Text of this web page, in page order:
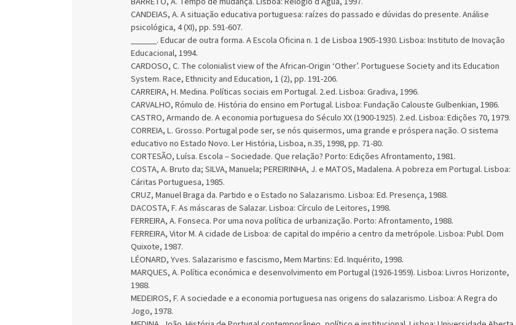
CANDEIAS, A. A situação educativa portuguesa: raízes do passado e dúvidas do presente. Análise
psicológica, 4 (XI), pp. 591-607.
______. Educar de outra forma. A Escola Oficina n. 1 de Lisboa 1905-1930. Lisboa: Instituto de Inovação
Educacional, 1994.
CARDOSO, C. The colonialist view of the African-Origin ‘Other’. Portuguese Society and its Education
System. Race, Ethnicity and Education, 1 (2), pp. 191-206.
CARREIRA, H. Medina. Políticas sociais em Portugal. 2.ed. Lisboa: Gradiva, 1996.
CARVALHO, Rómulo de. História do ensino em Portugal. Lisboa: Fundação Calouste Gulbenkian, 1986.
CASTRO, Armando de. A economia portuguesa do Século XX (1900-1925). 2.ed. Lisboa: Edições 70, 1979.
CORREIA, L. Grosso. Portugal pode ser, se nós quisermos, uma grande e próspera nação. O sistema
educativo no Estado Novo. Ler História, Lisboa, n.35, 1998, pp. 71-80.
CORTESÃO, Luísa. Escola – Sociedade. Que relação? Porto: Edições Afrontamento, 1981.
COSTA, A. Bruto da; SILVA, Manuela; PEREIRINHA, J. e MATOS, Madalena. A pobreza em Portugal. Lisboa:
Cáritas Portuguesa, 1985.
CRUZ, Manuel Braga da. Partido e o Estado no Salazarismo. Lisboa: Ed. Presença, 1988.
DACOSTA, F. As máscaras de Salazar. Lisboa: Círculo de Leitores, 1998.
FERREIRA, A. Fonseca. Por uma nova política de urbanização. Porto: Afrontamento, 1988.
FERREIRA, Vitor M. A cidade de Lisboa: de capital do império a centro da metrópole. Lisboa: Publ. Dom
Quixote, 1987.
LÉONARD, Yves. Salazarismo e fascismo, Mem Martins: Ed. Inquérito, 1998.
MARQUES, A. Política económica e desenvolvimento em Portugal (1926-1959). Lisboa: Livros Horizonte,
1988.
MEDEIROS, F. A sociedade e a economia portuguesa nas origens do salazarismo. Lisboa: A Regra do
Jogo, 1978.